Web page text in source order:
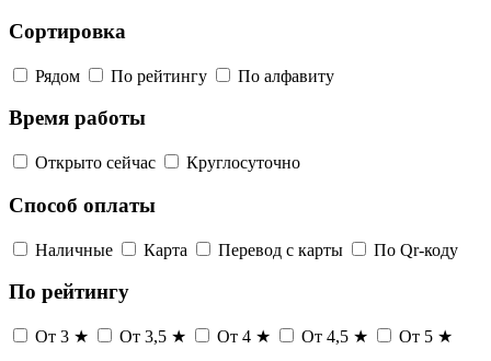
Сортировка
Рядом По рейтингу По алфавиту
Время работы
Открыто сейчас Круглосуточно
Способ оплаты
Наличные Карта Перевод с карты По Qr-коду
По рейтингу
От 3 ★ От 3,5 ★ От 4 ★ От 4,5 ★ От 5 ★